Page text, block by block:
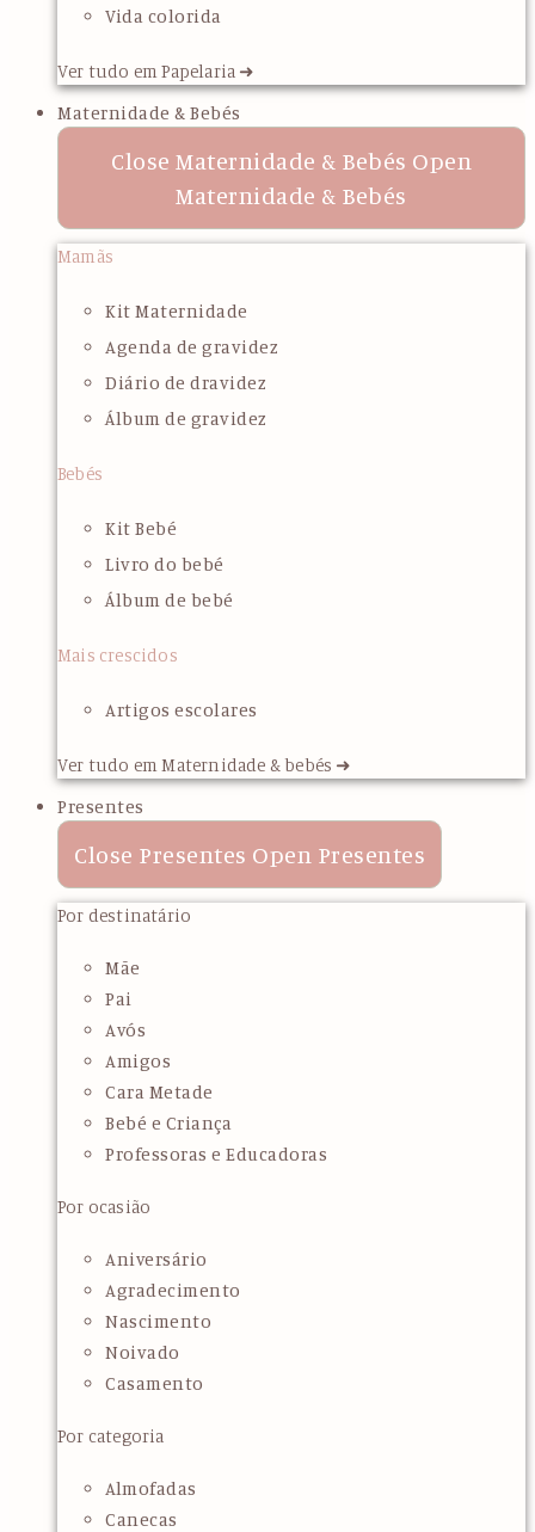
Vida colorida
Ver tudo em Papelaria ➜
Maternidade & Bebés
Close Maternidade & Bebés Open
Maternidade & Bebés
Mamãs
Kit Maternidade
Agenda de gravidez
Diário de dravidez
Álbum de gravidez
Bebés
Kit Bebé
Livro do bebé
Álbum de bebé
Mais crescidos
Artigos escolares
Ver tudo em Maternidade & bebés ➜
Presentes
Close Presentes Open Presentes
Por destinatário
Mãe
Pai
Avós
Amigos
Cara Metade
Bebé e Criança
Professoras e Educadoras
Por ocasião
Aniversário
Agradecimento
Nascimento
Noivado
Casamento
Por categoria
Almofadas
Canecas